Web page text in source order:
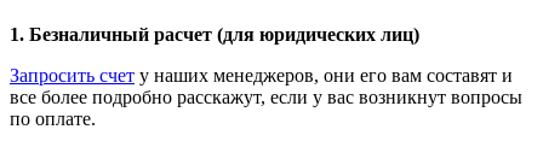
1. Безналичный расчет (для юридических лиц)
Запросить счет у наших менеджеров, они его вам составят и
все более подробно расскажут, если у вас возникнут вопросы
по оплате.